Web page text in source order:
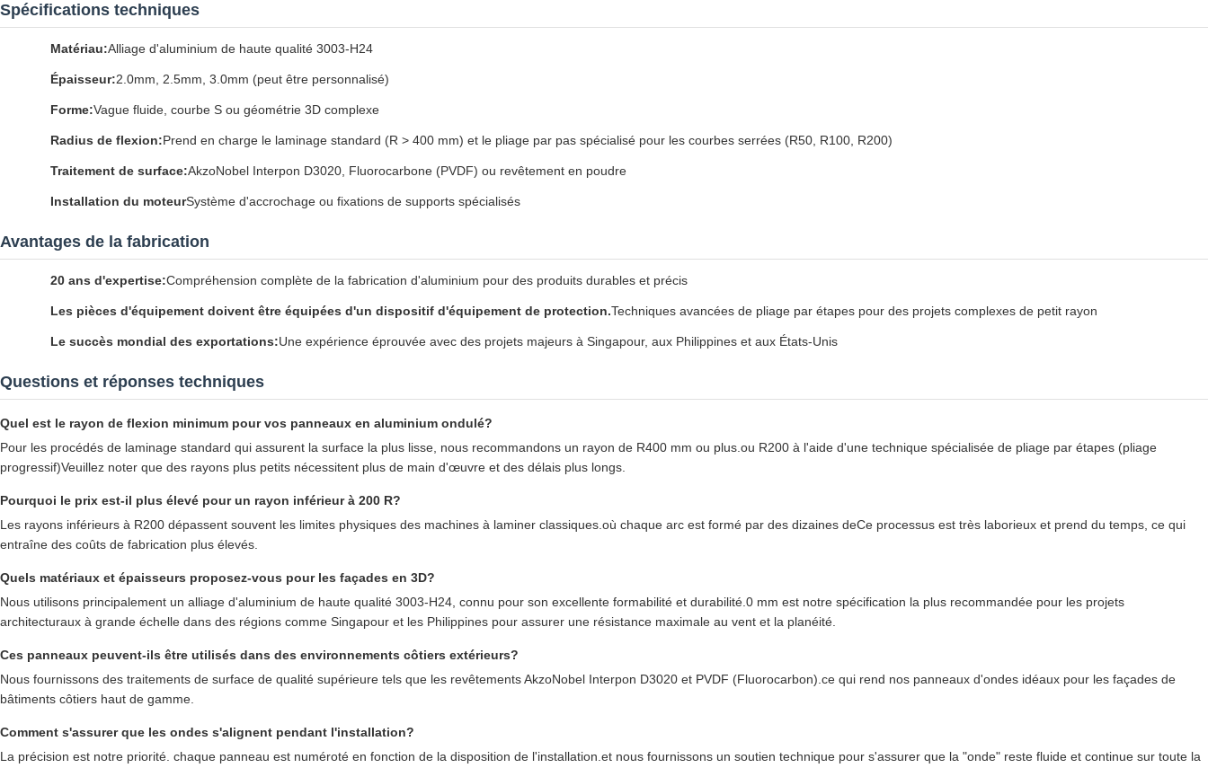
Spécifications techniques
Matériau:Alliage d'aluminium de haute qualité 3003-H24
Épaisseur:2.0mm, 2.5mm, 3.0mm (peut être personnalisé)
Forme:Vague fluide, courbe S ou géométrie 3D complexe
Radius de flexion:Prend en charge le laminage standard (R > 400 mm) et le pliage par pas spécialisé pour les courbes serrées (R50, R100, R200)
Traitement de surface:AkzoNobel Interpon D3020, Fluorocarbone (PVDF) ou revêtement en poudre
Installation du moteurSystème d'accrochage ou fixations de supports spécialisés
Avantages de la fabrication
20 ans d'expertise:Compréhension complète de la fabrication d'aluminium pour des produits durables et précis
Les pièces d'équipement doivent être équipées d'un dispositif d'équipement de protection.Techniques avancées de pliage par étapes pour des projets complexes de petit rayon
Le succès mondial des exportations:Une expérience éprouvée avec des projets majeurs à Singapour, aux Philippines et aux États-Unis
Questions et réponses techniques
Quel est le rayon de flexion minimum pour vos panneaux en aluminium ondulé?
Pour les procédés de laminage standard qui assurent la surface la plus lisse, nous recommandons un rayon de R400 mm ou plus.ou R200 à l'aide d'une technique spécialisée de pliage par étapes (pliage
progressif)Veuillez noter que des rayons plus petits nécessitent plus de main d'œuvre et des délais plus longs.
Pourquoi le prix est-il plus élevé pour un rayon inférieur à 200 R?
Les rayons inférieurs à R200 dépassent souvent les limites physiques des machines à laminer classiques.où chaque arc est formé par des dizaines deCe processus est très laborieux et prend du temps, ce qui
entraîne des coûts de fabrication plus élevés.
Quels matériaux et épaisseurs proposez-vous pour les façades en 3D?
Nous utilisons principalement un alliage d'aluminium de haute qualité 3003-H24, connu pour son excellente formabilité et durabilité.0 mm est notre spécification la plus recommandée pour les projets
architecturaux à grande échelle dans des régions comme Singapour et les Philippines pour assurer une résistance maximale au vent et la planéité.
Ces panneaux peuvent-ils être utilisés dans des environnements côtiers extérieurs?
Nous fournissons des traitements de surface de qualité supérieure tels que les revêtements AkzoNobel Interpon D3020 et PVDF (Fluorocarbon).ce qui rend nos panneaux d'ondes idéaux pour les façades de
bâtiments côtiers haut de gamme.
Comment s'assurer que les ondes s'alignent pendant l'installation?
La précision est notre priorité. chaque panneau est numéroté en fonction de la disposition de l'installation.et nous fournissons un soutien technique pour s'assurer que la "onde" reste fluide et continue sur toute la